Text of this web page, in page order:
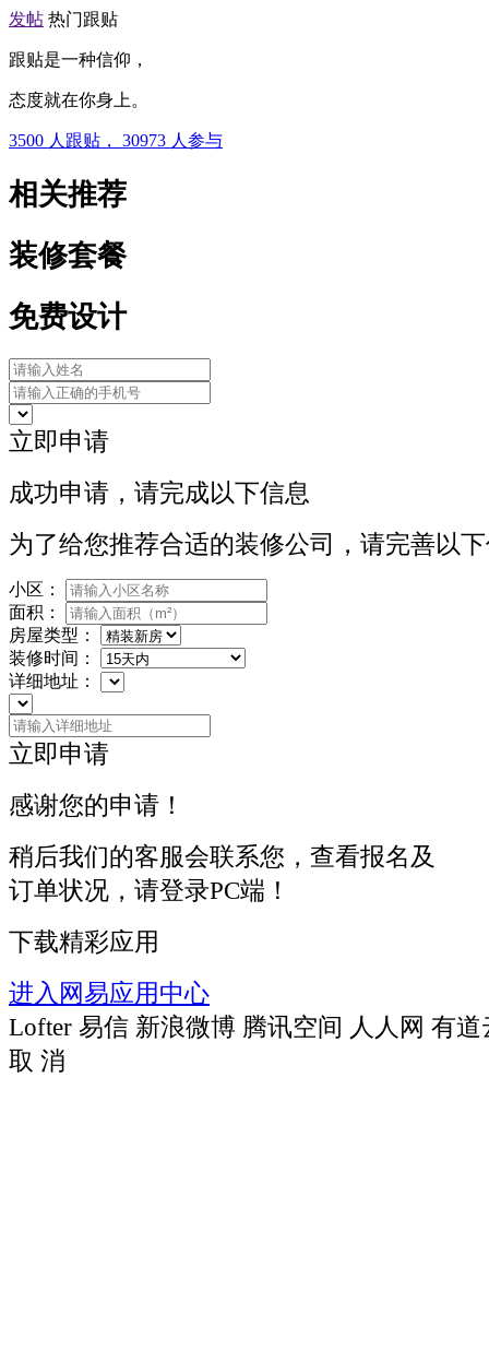
发帖 热门跟贴
跟贴是一种信仰，
态度就在你身上。
3500 人跟贴， 30973 人参与
相关推荐
装修套餐
免费设计
立即申请
成功申请，请完成以下信息
为了给您推荐合适的装修公司，请完善以
小区：
面积：
房屋类型：
装修时间：
详细地址：
立即申请
感谢您的申请！
稍后我们的客服会联系您，查看报名及
订单状况，请登录PC端！
下载精彩应用
进入网易应用中心
Lofter 易信 新浪微博 腾讯空间 人人网 有道
取 消